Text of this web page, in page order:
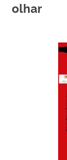
olhar